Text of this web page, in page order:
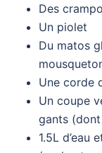
Des
Un piolet
Du matos
Une corde
Un coupe
gants
1.5L d’eau